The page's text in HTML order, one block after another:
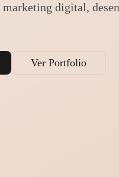
marketing digital,
Ver Portfolio